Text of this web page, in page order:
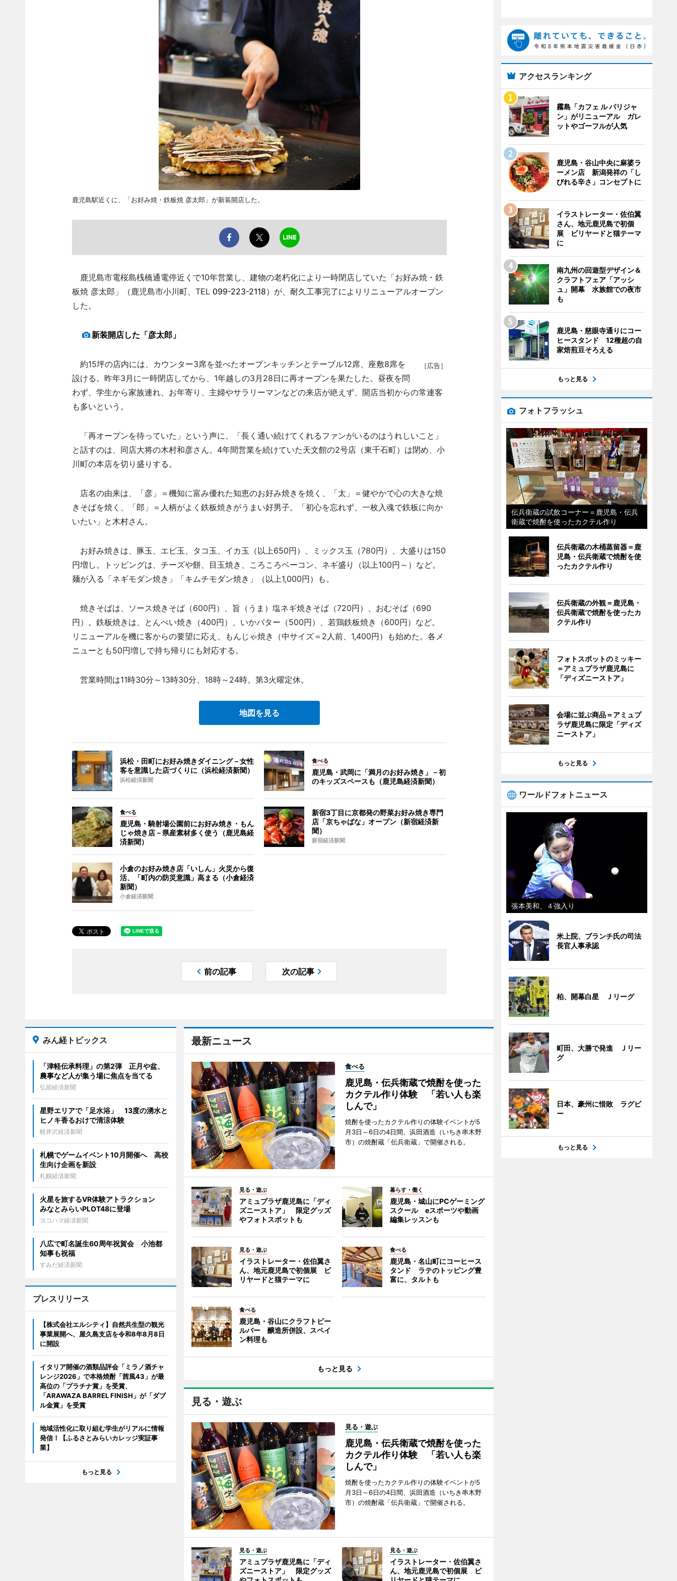
鹿児島駅近くに、「お好み焼・鉄板焼 彦太郎」が新装開店した。
鹿児島市電桜島桟橋通電停近くで10年営業し、建物の老朽化により一時閉店していた「お好み焼・鉄
板焼 彦太郎」（鹿児島市小川町、TEL 099-223-2118）が、耐久工事完了によりリニューアルオープン
した。
新装開店した「彦太郎」
［広告］
約15坪の店内には、カウンター3席を並べたオープンキッチンとテーブル12席、座敷8席を
設ける。昨年3月に一時閉店してから、1年越しの3月28日に再オープンを果たした。昼夜を問
わず、学生から家族連れ、お年寄り、主婦やサラリーマンなどの来店が絶えず、開店当初からの常連客
も多いという。
「再オープンを待っていた」という声に、「長く通い続けてくれるファンがいるのはうれしいこと」
と話すのは、同店大将の木村和彦さん。4年間営業を続けていた天文館の2号店（東千石町）は閉め、小
川町の本店を切り盛りする。
店名の由来は、「彦」＝機知に富み優れた知恵のお好み焼きを焼く、「太」＝健やかで心の大きな焼
きそばを焼く、「郎」＝人柄がよく鉄板焼きがうまい好男子。「初心を忘れず、一枚入魂で鉄板に向か
いたい」と木村さん。
お好み焼きは、豚玉、エビ玉、タコ玉、イカ玉（以上650円）、ミックス玉（780円）、大盛りは150
円増し。トッピングは、チーズや餅、目玉焼き、ころころベーコン、ネギ盛り（以上100円～）など。
麺が入る「ネギモダン焼き」「キムチモダン焼き」（以上1,000円）も。
焼きそばは、ソース焼きそば（600円）、旨（うま）塩ネギ焼きそば（720円）、おむそば（690
円）。鉄板焼きは、とんぺい焼き（400円）、いかバター（500円）、若鶏鉄板焼き（600円）など。
リニューアルを機に客からの要望に応え、もんじゃ焼き（中サイズ＝2人前、1,400円）も始めた。各メ
ニューとも50円増しで持ち帰りにも対応する。
営業時間は11時30分～13時30分、18時～24時。第3火曜定休。
地図を見る
浜松・田町にお好み焼きダイニング－女性
客を意識した店づくりに（浜松経済新聞）
浜松経済新聞
食べる
鹿児島・武岡に「満月のお好み焼き」－初
のキッズスペースも（鹿児島経済新聞）
食べる
鹿児島・騎射場公園前にお好み焼き・もん
じゃ焼き店－県産素材多く使う（鹿児島経
済新聞）
新宿3丁目に京都発の野菜お好み焼き専門
店「京ちゃばな」オープン（新宿経済新
聞）
新宿経済新聞
小倉のお好み焼き店「いしん」火災から復
活、「町内の防災意識」高まる（小倉経済
新聞）
小倉経済新聞
前の記事 次の記事
最新ニュース
食べる
鹿児島・伝兵衛蔵で焼酎を使った
カクテル作り体験 「若い人も楽
しんで」
焼酎を使ったカクテル作りの体験イベントが5
月3日～6日の4日間、浜田酒造（いちき串木野
市）の焼酎蔵「伝兵衛蔵」で開催される。
見る・遊ぶ
アミュプラザ鹿児島に「ディ
ズニーストア」 限定グッズ
やフォトスポットも
暮らす・働く
鹿児島・城山にPCゲーミング
スクール eスポーツや動画
編集レッスンも
見る・遊ぶ
イラストレーター・佐伯翼さ
ん、地元鹿児島で初個展 ビ
リヤードと猫テーマに
食べる
鹿児島・名山町にコーヒース
タンド ラテのトッピング豊
富に、タルトも
食べる
鹿児島・谷山にクラフトビー
ルバー 醸造所併設、スペイ
ン料理も
もっと見る
見る・遊ぶ
見る・遊ぶ
鹿児島・伝兵衛蔵で焼酎を使った
カクテル作り体験 「若い人も楽
しんで」
焼酎を使ったカクテル作りの体験イベントが5
月3日～6日の4日間、浜田酒造（いちき串木野
市）の焼酎蔵「伝兵衛蔵」で開催される。
見る・遊ぶ
アミュプラザ鹿児島に「ディ
ズニーストア」 限定グッズ
見る・遊ぶ
イラストレーター・佐伯翼さ
ん、地元鹿児島で初個展 ビ
みん経トピックス
「津軽伝承料理」の第2弾 正月や盆、
農事など人が集う場に焦点を当てる
弘前経済新聞
星野エリアで「足水浴」 13度の湧水と
ヒノキ香るおけで清涼体験
軽井沢経済新聞
札幌でゲームイベント10月開催へ 高校
生向け企画を新設
札幌経済新聞
火星を旅するVR体験アトラクション
みなとみらいPLOT48に登場
ヨコハマ経済新聞
八広で町名誕生60周年祝賀会 小池都
知事も祝福
すみだ経済新聞
プレスリリース
【株式会社エルシティ】自然共生型の観光
事業展開へ、屋久島支店を令和8年8月8日
に開設
イタリア開催の酒類品評会「ミラノ酒チャ
レンジ2026」で本格焼酎「茜風43」が最
高位の「プラチナ賞」を受賞、
「ARAWAZA BARREL FINISH」が「ダブ
ル金賞」を受賞
地域活性化に取り組む学生がリアルに情報
発信！【ふるさとみらいカレッジ実証事
業】
もっと見る
アクセスランキング
霧島「カフェ ル パリジャ
ン」がリニューアル ガレ
ットやゴーフルが人気
鹿児島・谷山中央に麻婆ラ
ーメン店 新潟発祥の「し
びれる辛さ」コンセプトに
イラストレーター・佐伯翼
さん、地元鹿児島で初個
展 ビリヤードと猫テーマ
に
南九州の回遊型デザイン＆
クラフトフェア「アッシ
ュ」開幕 水族館での夜市
も
鹿児島・慈眼寺通りにコー
ヒースタンド 12種超の自
家焙煎豆そろえる
もっと見る
フォトフラッシュ
伝兵衛蔵の試飲コーナー＝鹿児島・伝兵
衛蔵で焼酎を使ったカクテル作り
伝兵衛蔵の木桶蒸留器＝鹿
児島・伝兵衛蔵で焼酎を使
ったカクテル作り
伝兵衛蔵の外観＝鹿児島・
伝兵衛蔵で焼酎を使ったカ
クテル作り
フォトスポットのミッキー
＝アミュプラザ鹿児島に
「ディズニーストア」
会場に並ぶ商品＝アミュプ
ラザ鹿児島に限定「ディズ
ニーストア」
もっと見る
ワールドフォトニュース
張本美和、４強入り
米上院、ブランチ氏の司法
長官人事承認
柏、開幕白星 Ｊリーグ
町田、大勝で発進 Ｊリー
グ
日本、豪州に惜敗 ラグビ
ー
もっと見る